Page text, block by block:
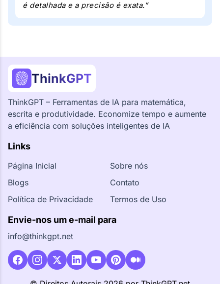
é detalhada e a precisão é exata.”
ThinkGPT
ThinkGPT – Ferramentas de IA para matemática,
escrita e produtividade. Economize tempo e aumente
a eficiência com soluções inteligentes de IA
Links
Página Inicial
Blogs
Política de Privacidade
Sobre nós
Contato
Termos de Uso
Envie-nos um e-mail para
info@thinkgpt.net